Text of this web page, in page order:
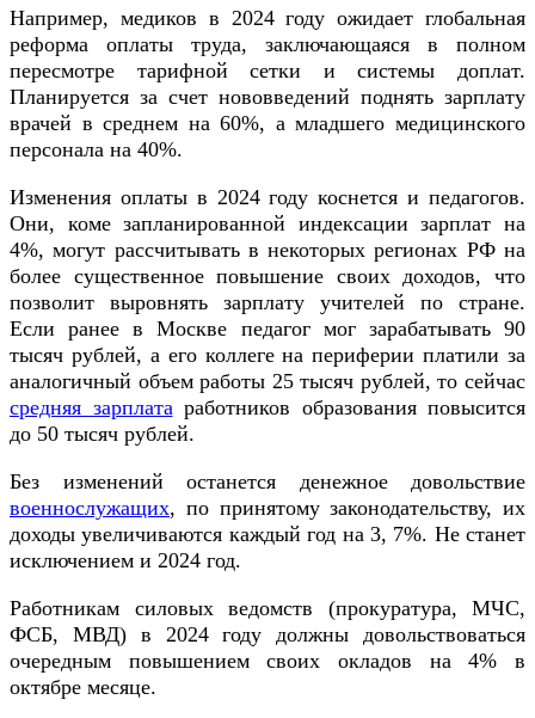
Например, медиков в 2024 году ожидает глобальная
реформа оплаты труда, заключающаяся в полном
пересмотре тарифной сетки и системы доплат.
Планируется за счет нововведений поднять зарплату
врачей в среднем на 60%, а младшего медицинского
персонала на 40%.
Изменения оплаты в 2024 году коснется и педагогов.
Они, коме запланированной индексации зарплат на
4%, могут рассчитывать в некоторых регионах РФ на
более существенное повышение своих доходов, что
позволит выровнять зарплату учителей по стране.
Если ранее в Москве педагог мог зарабатывать 90
тысяч рублей, а его коллеге на периферии платили за
аналогичный объем работы 25 тысяч рублей, то сейчас
средняя зарплатаработников образования повысится
до 50 тысяч рублей.
Без изменений останется денежное довольствие
военнослужащих, по принятому законодательству, их
доходы увеличиваются каждый год на 3, 7%. Не станет
исключением и 2024 год.
Работникам силовых ведомств (прокуратура, МЧС,
ФСБ, МВД) в 2024 году должны довольствоваться
очередным повышением своих окладов на 4% в
октябре месяце.